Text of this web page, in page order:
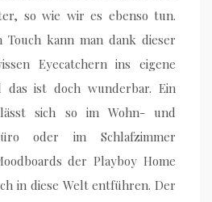
so wie wir es ebenso tun.
Touch kann man dank dieser
Eyecatchern ins eigene
das ist doch wunderbar. Ein
lässt sich so im Wohn- und
oder im Schlafzimmer
der Playboy Home
in diese Welt entführen. Der